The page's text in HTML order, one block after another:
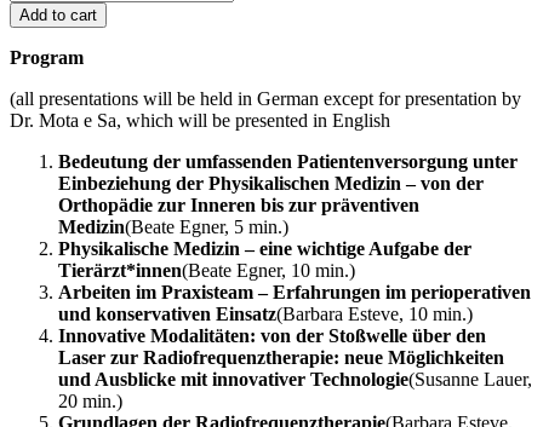
Add to cart
Program
(all presentations will be held in German except for presentation by
Dr. Mota e Sa, which will be presented in English
Bedeutung der umfassenden Patientenversorgung unter
Einbeziehung der Physikalischen Medizin – von der
Orthopädie zur Inneren bis zur präventiven
Medizin(Beate Egner, 5 min.)
Physikalische Medizin – eine wichtige Aufgabe der
Tierärzt*innen(Beate Egner, 10 min.)
Arbeiten im Praxisteam – Erfahrungen im perioperativen
und konservativen Einsatz(Barbara Esteve, 10 min.)
Innovative Modalitäten: von der Stoßwelle über den
Laser zur Radiofrequenztherapie: neue Möglichkeiten
und Ausblicke mit innovativer Technologie(Susanne Lauer,
20 min.)